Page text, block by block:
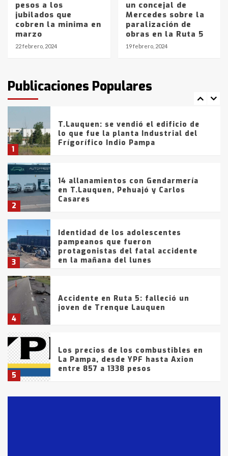
pesos a los
jubilados que
cobren la minima en
marzo
22 febrero, 2024
un concejal de
Mercedes sobre la
paralización de
obras en la Ruta 5
19 febrero, 2024
Publicaciones Populares
6
La Bolsa de Cereales de Bahía
Blanca anticipa que Agosto vendrá
con lluvias y heladas, en gran parte
fueron detenidos por
comercialización de drogas en la
tarde del sábado
1
T.Lauquen: se vendió el edificio de
lo que fue la planta Industrial del
Frígorífico Indio Pampa
2
14 allanamientos con Gendarmería
en T.Lauquen, Pehuajó y Carlos
Casares
3
Identidad de los adolescentes
pampeanos que fueron
protagonistas del fatal accidente
en la mañana del lunes
4
Accidente en Ruta 5: falleció un
joven de Trenque Lauquen
5
Los precios de los combustibles en
La Pampa, desde YPF hasta Axion
entre 857 a 1338 pesos